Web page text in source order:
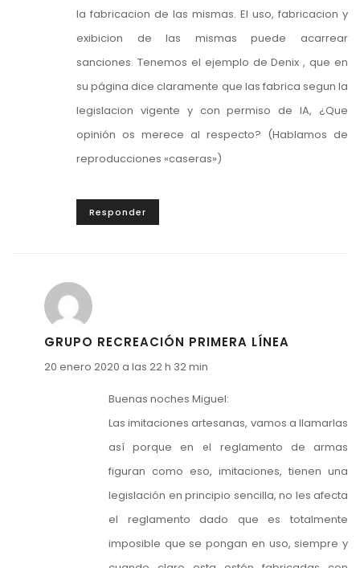
la fabricacion de las mismas. El uso, fabricacion y
exibicion de las mismas puede acarrear
sanciones. Tenemos el ejemplo de Denix , que en
su página dice claramente que las fabrica segun la
legislacion vigente y con permiso de IA, ¿Que
opinión os merece al respecto? (Hablamos de
reproducciones «caseras»)
Responder
GRUPO RECREACIÓN PRIMERA LÍNEA
20 enero 2020 a las 22 h 32 min
Buenas noches Miguel:
Las imitaciones artesanas, vamos a llamarlas
así porque en el reglamento de armas
figuran como eso, imitaciones, tienen una
legislación en principio sencilla, no les afecta
el reglamento dado que es totalmente
imposible que se pongan en uso, siempre y